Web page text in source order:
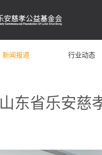
新闻报道 行业动态
山东省乐安慈